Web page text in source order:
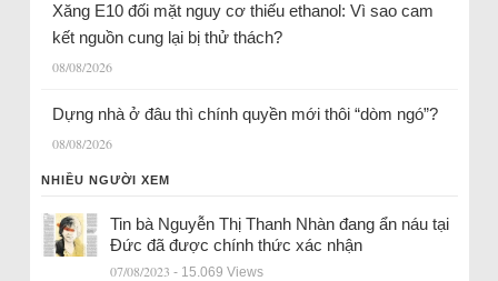
Xăng E10 đối mặt nguy cơ thiếu ethanol: Vì sao cam
kết nguồn cung lại bị thử thách?
08/08/2026
Dựng nhà ở đâu thì chính quyền mới thôi “dòm ngó”?
08/08/2026
NHIỀU NGƯỜI XEM
Tin bà Nguyễn Thị Thanh Nhàn đang ẩn náu tại
Đức đã được chính thức xác nhận
07/08/2023 - 15.069 Views